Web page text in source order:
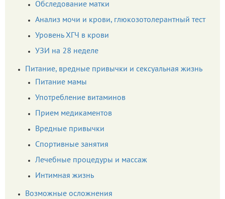
Обследование матки
Анализ мочи и крови, глюкозотолерантный тест
Уровень ХГЧ в крови
УЗИ на 28 неделе
Питание, вредные привычки и сексуальная жизнь
Питание мамы
Употребление витаминов
Прием медикаментов
Вредные привычки
Спортивные занятия
Лечебные процедуры и массаж
Интимная жизнь
Возможные осложнения